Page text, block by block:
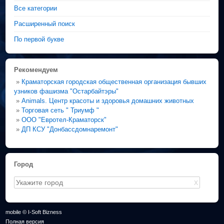
Все категории
Расширенный поиск
По первой букве
Рекомендуем
» Краматорская городская общественная организация бывших
узников фашизма "Остарбайтэры"
»Animals. Центр красоты и здоровья домашних животных
»Торговая сеть " Триумф "
»ООО "Евротел-Краматорск"
» ДП КСУ "Донбассдомнаремонт"
Город
X
mobile © I-Soft Bizness
Полная версия